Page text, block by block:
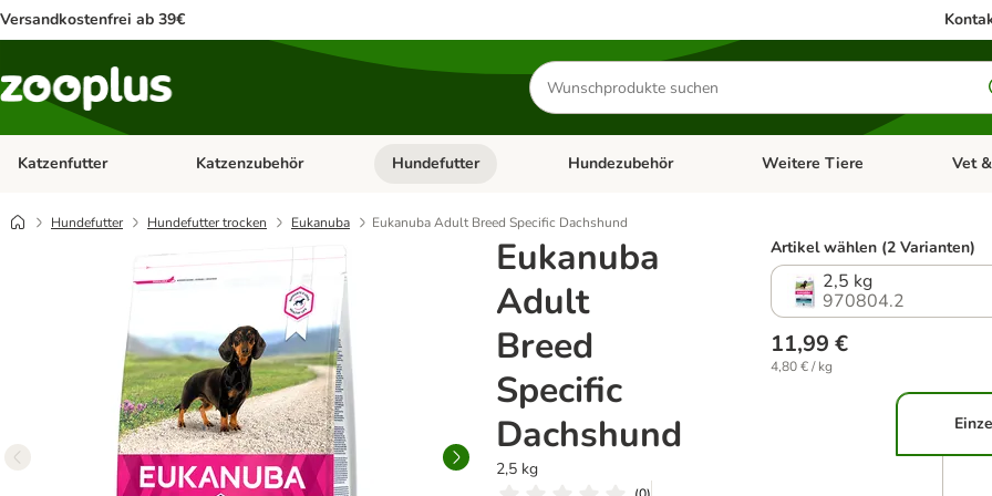
Versandkostenfrei ab 39€
Produkte
suchen
Katzenfutter Kategorie-Menü öffnen: Katzenfutter
Katzenzubehör Kategorie-Menü öffnen: Katzenzubehör
Hundefutter Kategorie-Menü öffnen: Hundefutter
Hundezubehör Kategorie-Menü öffnen:
Weitere Tiere Vet
Hundefutter Hundefutter trocken Eukanuba Eukanuba Adult Breed Specific Dachshund
Eukanuba
Adult
Breed
Specific
Dachshund
2,5 kg
Artikel wählen (2 Varianten)
2,5 kg
970804.2
11,99 €
4,80 € / kg